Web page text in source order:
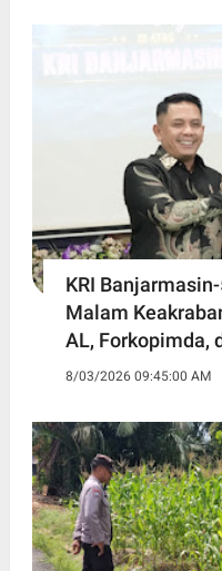
KRI
Malam
AL, Forkopimda,
8/03/2026 09:45:00 AM